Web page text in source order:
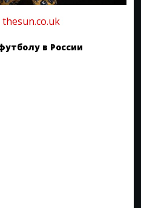
thesun.co.uk
в России